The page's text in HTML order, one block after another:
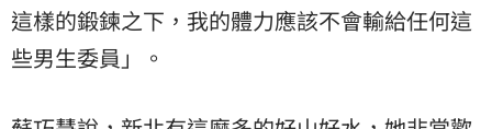
這樣的鍛鍊之下，我的體力應該不會輸給任何這
些男生委員」。